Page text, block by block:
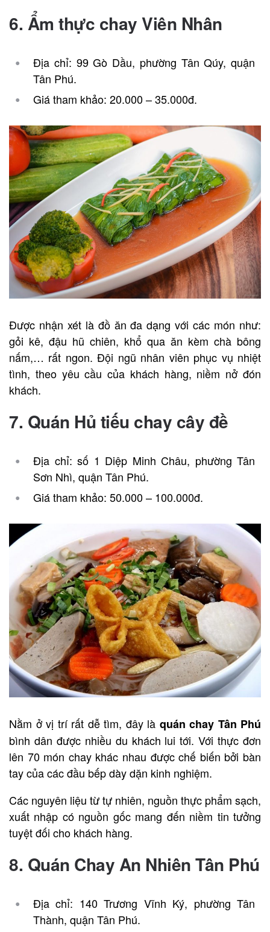
6. Ẩm thực chay Viên Nhân
Địa chỉ: 99 Gò Dầu, phường Tân Qúy, quận
Tân Phú.
Giá tham khảo: 20.000 – 35.000đ.
Được nhận xét là đồ ăn đa dạng với các món như:
gỏi kê, đậu hũ chiên, khổ qua ăn kèm chà bông
nấm,… rất ngon. Đội ngũ nhân viên phục vụ nhiệt
tình, theo yêu cầu của khách hàng, niềm nở đón
khách.
7. Quán Hủ tiếu chay cây đề
Địa chỉ: số 1 Diệp Minh Châu, phường Tân
Sơn Nhì, quận Tân Phú.
Giá tham khảo: 50.000 – 100.000đ.
Nằm ở vị trí rất dễ tìm, đây là quán chay Tân Phú
bình dân được nhiều du khách lui tới. Với thực đơn
lên 70 món chay khác nhau được chế biến bởi bàn
tay của các đầu bếp dày dặn kinh nghiệm.
Các nguyên liệu từ tự nhiên, nguồn thực phẩm sạch,
xuất nhập có nguồn gốc mang đến niềm tin tưởng
tuyệt đối cho khách hàng.
8. Quán Chay An Nhiên Tân Phú
Địa chỉ: 140 Trương Vĩnh Ký, phường Tân
Thành, quận Tân Phú.